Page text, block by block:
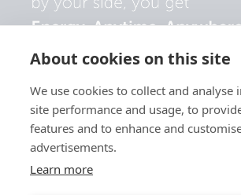
About cookies on this site
We use cookies to collect and
site performance and usage, to
features and to enhance and
advertisements.
Learn more